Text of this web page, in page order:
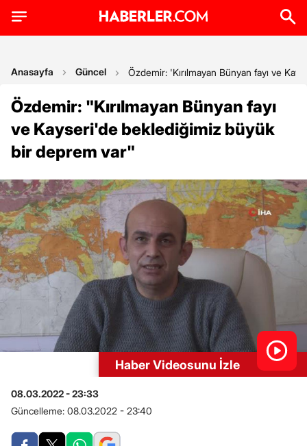
Anasayfa Güncel Özdemir: 'Kırılmayan Bünyan fayı ve
Özdemir: "Kırılmayan Bünyan fayı
ve Kayseri'de beklediğimiz büyük
bir deprem var"
Haber Videosunu İzle
08.03.2022 - 23:33
Güncelleme: 08.03.2022 - 23:40